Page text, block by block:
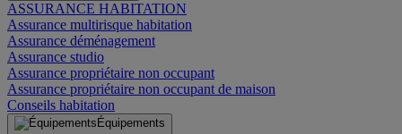
ASSURANCE HABITATION
Assurance multirisque habitation
Assurance déménagement
Assurance studio
Assurance propriétaire non occupant
Assurance propriétaire non occupant de maison
Conseils habitation
Équipements